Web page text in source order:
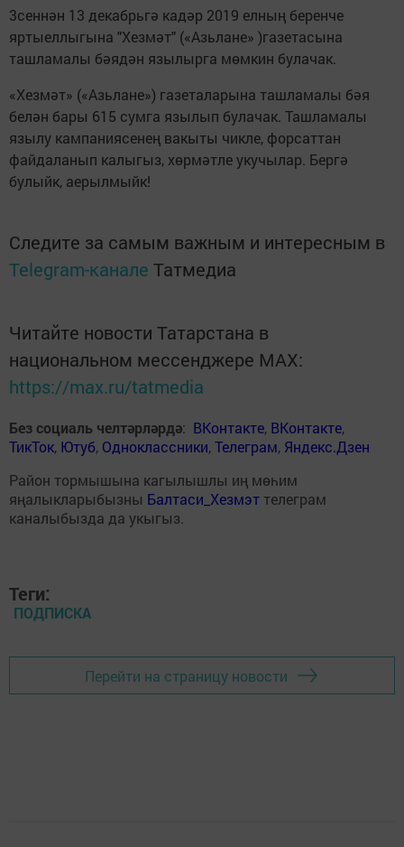
3сеннән 13 декабрьгә кадәр 2019 елның беренче
яртыеллыгына "Хезмәт" («Азьлане» )газетасына
ташламалы бәядән язылырга мөмкин булачак.
«Хезмәт» («Азьлане») газеталарына ташламалы бәя
белән бары 615 сумга язылып булачак. Ташламалы
язылу кампаниясенең вакыты чикле, форсаттан
файдаланып калыгыз, хөрмәтле укучылар. Бергә
булыйк, аерылмыйк!
Следите за самым важным и интересным в
Telegram-канале Татмедиа
Читайте новости Татарстана в
национальном мессенджере MАХ:
https://max.ru/tatmedia
Без социаль челтәрләрдә: ВКонтакте, ВКонтакте,
ТикТок, Ютуб, Одноклассники,Телеграм, Яндекс.Дзен
Район тормышына кагылышлы иң мөһим
яңалыкларыбызны Балтаси_Хезмэт телеграм
каналыбызда да укыгыз.
Теги:
ПОДПИСКА
Перейти на страницу новости